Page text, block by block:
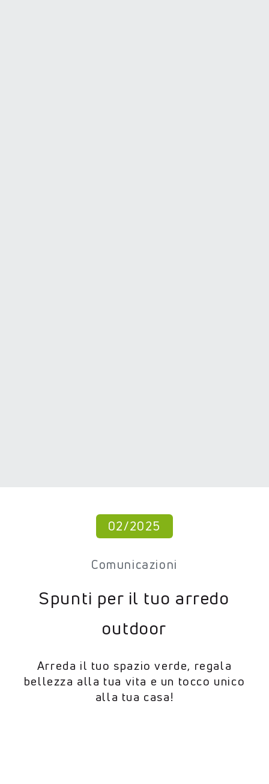
02/2025
Comunicazioni
Spunti per il tuo arredo
outdoor
Arreda il tuo spazio verde, regala
bellezza alla tua vita e un tocco unico
alla tua casa!